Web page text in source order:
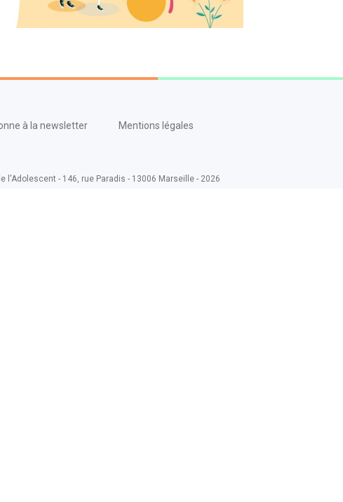
à la newsletter Mentions légales
l'Adolescent - 146, rue Paradis - 13006 Marseille - 2026